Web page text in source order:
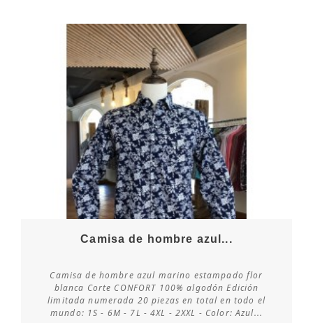
Consultar disponibilidad
Camisa de hombre azul...
Camisa de hombre azul marino estampado flor
blanca Corte CONFORT 100% algodón Edición
limitada numerada 20 piezas en total en todo el
mundo: 1S - 6M - 7L - 4XL - 2XXL - Color: Azul...